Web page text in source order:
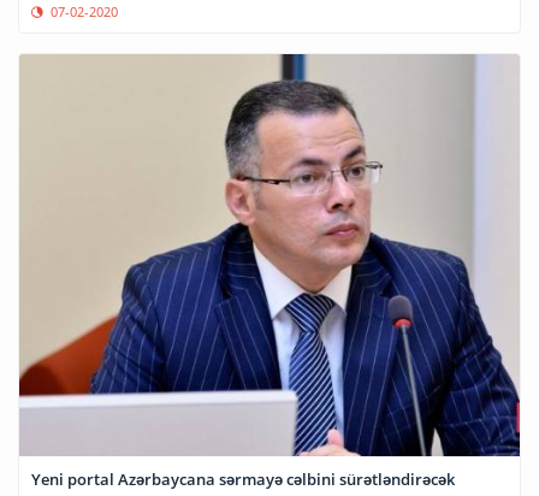
07-02-2020
Yeni portal Azərbaycana sərmayə cəlbini sürətləndirəcək